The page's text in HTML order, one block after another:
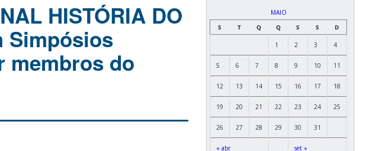
HISTÓRIA DO
Simpósios
membros do
MAIO
S
T Q Q S S D
« abr set »
1 2 3 4
5 6 7 8 9 10 11
12 13 14 15 16 17 18
19 20 21 22 23 24 25
26 27 28 29 30 31